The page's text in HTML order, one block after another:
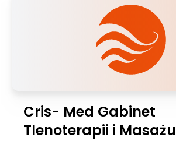
Cris- Med Gabinet
Tlenoterapii i Masażu